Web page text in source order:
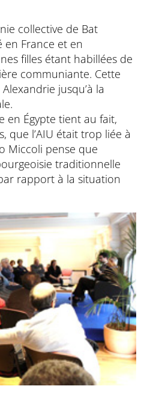
collective de Bat
en France et en
filles étant habillées de
communiante. Cette
jusqu’à la
en Égypte tient au fait,
que l’AIU était trop liée à
Miccoli pense que
traditionnelle
rapport à la situation